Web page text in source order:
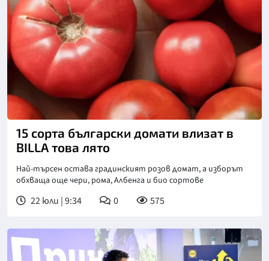
15 сорта български домати влизат в
BILLA това лято
Най-търсен остава градинският розов домат, а изборът
обхваща още чери, рома, Албенга и био сортове
22 юли | 9:34 0 575